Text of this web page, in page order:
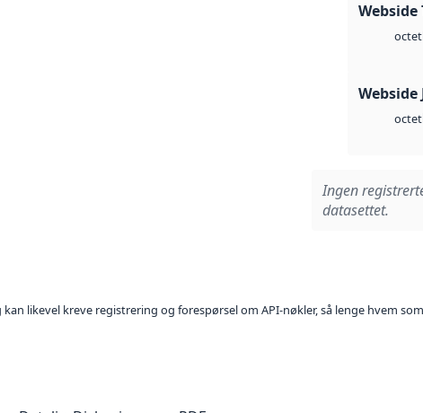
Webside
octet
Webside
octet
Ingen
datasettet.
likevel kreve registrering og forespørsel om API-nøkler, så lenge hvem